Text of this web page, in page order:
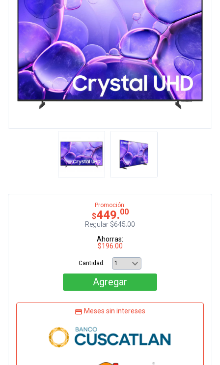
Promoción:
$449.00
Regular$645.00
Ahorras:
$196.00
Cantidad:
Agregar
Meses sin intereses